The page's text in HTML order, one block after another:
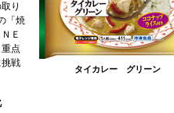
タイカレー グリーン
り
「焼
Ｅ
点
戦